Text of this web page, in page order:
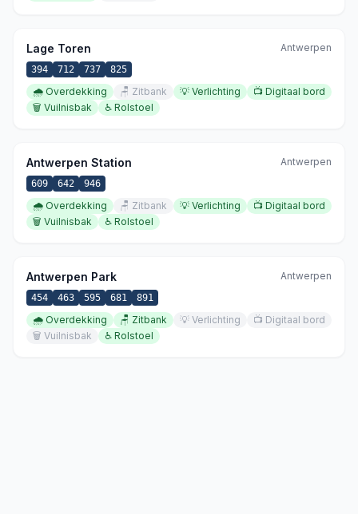
Lage Toren Antwerpen
394 712 737 825
🌧️ Overdekking 🪑 Zitbank 💡 Verlichting 📺 Digitaal bord
🗑️ Vuilnisbak ♿ Rolstoel
Antwerpen Station Antwerpen
609 642 946
🌧️ Overdekking 🪑 Zitbank 💡 Verlichting 📺 Digitaal bord
🗑️ Vuilnisbak ♿ Rolstoel
Antwerpen Park Antwerpen
454 463 595 681 891
🌧️ Overdekking 🪑 Zitbank 💡 Verlichting 📺 Digitaal bord
🗑️ Vuilnisbak ♿ Rolstoel